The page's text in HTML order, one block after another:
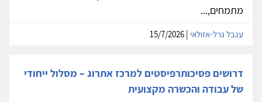
מתמחים,...
ענבל גרל-אזולאי
דרושים פסיכותרפיסטים למרכז אתרוג – מסלול ייחודי
של עבודה והכשרה מקצועית